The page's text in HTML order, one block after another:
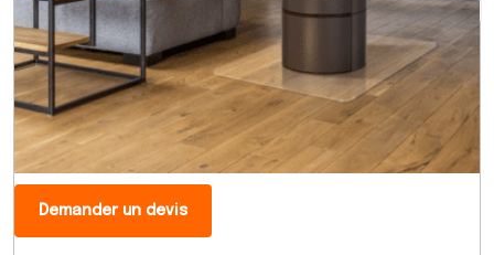
Demander un devis